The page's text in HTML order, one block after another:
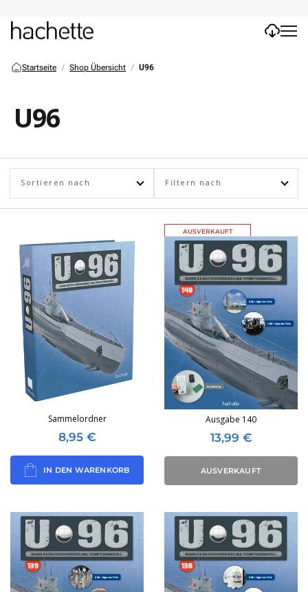
Startseite Shop Übersicht U96
U96
Sortieren nach Filtern nach
Sammelordner
8,95€
IN DEN WARENKORB
AUSVERKAUFT
Ausgabe 140
13,99 €
AUSVERKAUFT